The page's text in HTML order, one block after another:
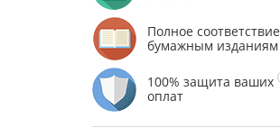
Полное соответствие
бумажным изданиям
100% защита ваших
оплат